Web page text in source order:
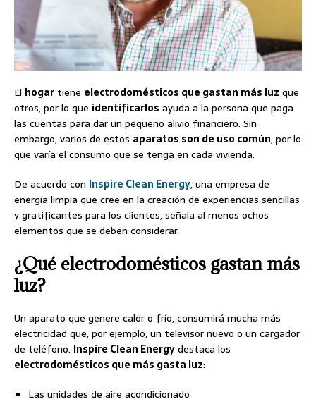
El hogar tiene electrodomésticos que gastan más luz que
otros, por lo que identificarlos ayuda a la persona que paga
las cuentas para dar un pequeño alivio financiero. Sin
embargo, varios de estos aparatos son de uso común, por lo
que varía el consumo que se tenga en cada vivienda.
De acuerdo con Inspire Clean Energy, una empresa de
energía limpia que cree en la creación de experiencias sencillas
y gratificantes para los clientes, señala al menos ochos
elementos que se deben considerar.
¿Qué electrodomésticos gastan más
luz?
Un aparato que genere calor o frío, consumirá mucha más
electricidad que, por ejemplo, un televisor nuevo o un cargador
de teléfono. Inspire Clean Energydestaca los
electrodomésticos que más gasta luz:
Las unidades de aire acondicionado